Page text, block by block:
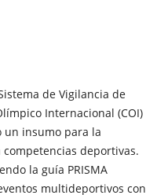
de Vigilancia de
Internacional (COI)
un insumo para la
deportivas.
la guía PRISMA
multideportivos con